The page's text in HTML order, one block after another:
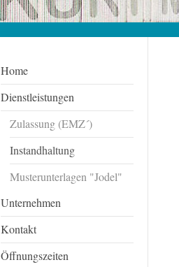
Home
Dienstleistungen
Zulassung (EMZ´)
Instandhaltung
Musterunterlagen "Jodel"
Unternehmen
Kontakt
Öffnungszeiten